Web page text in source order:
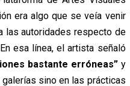
era algo que se veía venir
las autoridades respecto de
esa línea, el artista señaló
bastante erróneas”y
sino en las prácticas